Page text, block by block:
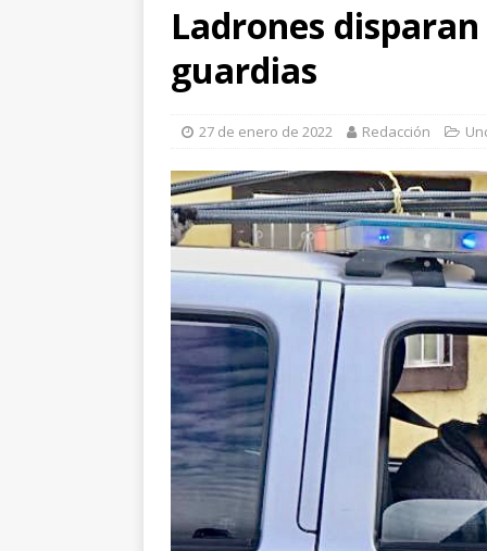
en choque contra
[ 7 de agosto de
infraestructura y
[ 7 de agosto de
papel como motor
Ladrones
guardias
27 de enero de 2022 Redacción